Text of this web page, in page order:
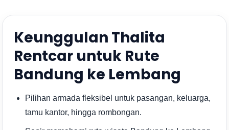
Keunggulan Thalita
Rentcar untuk Rute
Bandung ke Lembang
Pilihan armada fleksibel untuk pasangan, keluarga,
tamu kantor, hingga rombongan.